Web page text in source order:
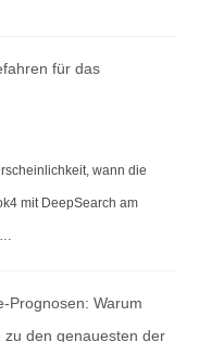
für das
wann die
mit DeepSearch am
Prognosen: Warum
den genauesten der